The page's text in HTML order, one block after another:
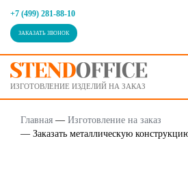
+7 (499) 281-88-10
ЗАКАЗАТЬ ЗВОНОК
ИЗГОТОВЛЕНИЕ ИЗДЕЛИЙ НА ЗАКАЗ
Главная — Изготовление на заказ
— Заказать металлическую